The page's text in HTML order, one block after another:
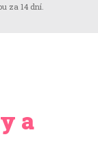
za 14 dní.
a